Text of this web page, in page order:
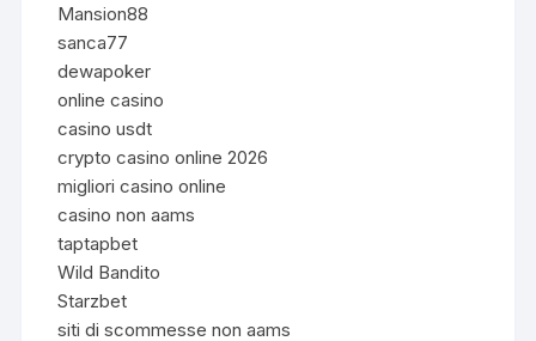
Mansion88
sanca77
dewapoker
online casino
casino usdt
crypto casino online 2026
migliori casino online
casino non aams
taptapbet
Wild Bandito
Starzbet
siti di scommesse non aams